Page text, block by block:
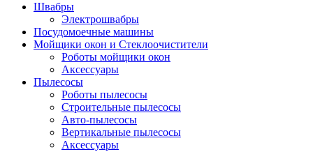
Швабры
Электрошвабры
Посудомоечные машины
Мойщики окон и Стеклоочистители
Роботы мойщики окон
Аксессуары
Пылесосы
Роботы пылесосы
Строительные пылесосы
Авто-пылесосы
Вертикальные пылесосы
Аксессуары